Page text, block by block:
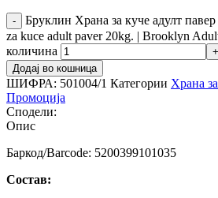
Бруклин Храна за куче адулт
za kuce adult paver 20kg. | Brooklyn
количина
Додај во кошница
ШИФРА: 501004/1 Категории Храна
Промоција
Сподели:
Опис
Баркод/Barcode: 5200399101035
Состав: